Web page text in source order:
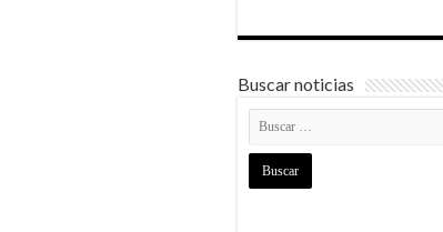
Buscar noticias